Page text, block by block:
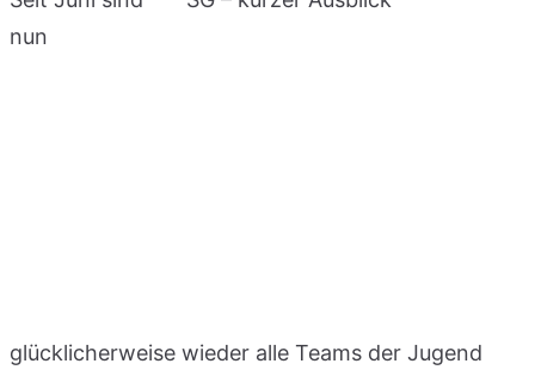
nun
glücklicherweise wieder alle Teams der Jugend